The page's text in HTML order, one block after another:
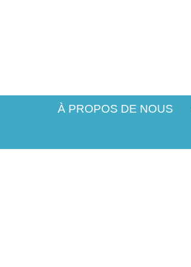
À PROPOS DE NOUS